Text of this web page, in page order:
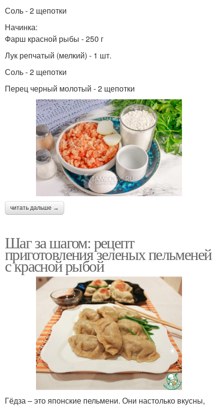
Соль - 2 щепотки
Начинка:
Фарш красной рыбы - 250 г
Лук репчатый (мелкий) - 1 шт.
Соль - 2 щепотки
Перец черный молотый - 2 щепотки
читать дальше →
Шаг за шагом: рецепт
приготовления зеленых пельменей
с красной рыбой
Гёдза – это японские пельмени. Они настолько вкусны,